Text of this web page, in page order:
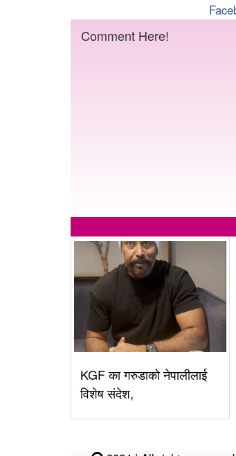
Comment Here!
KGF का गरुडाको नेपालीलाई
विशेष संदेश,